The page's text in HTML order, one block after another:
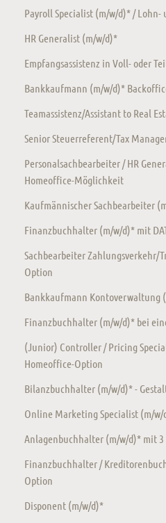
Payroll Specialist (m/w/d)* /
HR Generalist (m/w/d)*
Empfangsassistenz in Voll- oder
Bankkaufmann (m/w/d)*
Teamassistenz/Assistant to Real
Senior Steuerreferent/Tax
Personalsachbearbeiter / HR
Homeoffice-Möglichkeit
Kaufmännischer Sachbearbeiter
Finanzbuchhalter (m/w/d)* mit
Sachbearbeiter Zahlungsverkehr/
Option
Bankkaufmann Kontoverwaltung
Finanzbuchhalter (m/w/d)* bei
(Junior) Controller / Pricing
Homeoffice-Option
Bilanzbuchhalter (m/w/d)* -
Online Marketing Specialist (m/
Anlagenbuchhalter (m/w/d)* mit
Finanzbuchhalter /
Option
Disponent (m/w/d)*